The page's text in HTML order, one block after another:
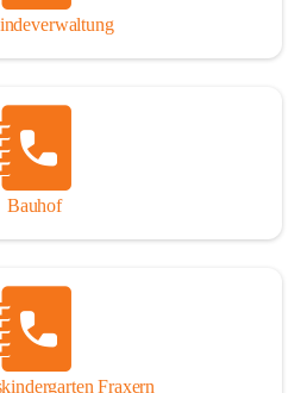
Bauhof
Fraxern